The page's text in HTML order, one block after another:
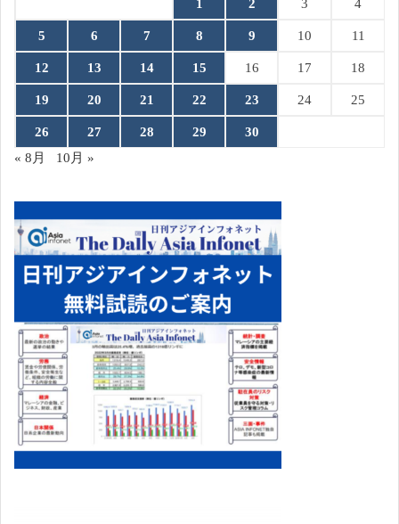
1 2 3 4
5 6 7 8 9 10 11
12 13 14 15 16 17 18
19 20 21 22 23 24 25
26 27 28 29
30
« 8月
10月 »